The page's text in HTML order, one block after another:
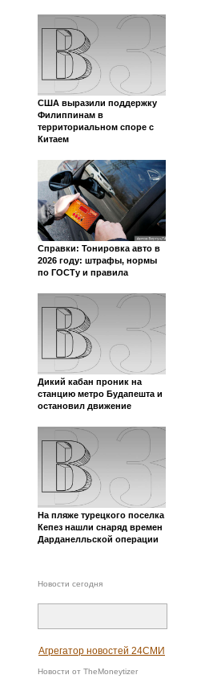
США выразили поддержку
Филиппинам в
территориальном споре с
Китаем
Справки: Тонировка авто в
2026 году: штрафы, нормы
по ГОСТу и правила
Дикий кабан проник на
станцию метро Будапешта и
остановил движение
На пляже турецкого поселка
Кепез нашли снаряд времен
Дарданелльской операции
Новости сегодня
Агрегатор новостей 24СМИ
Новости от TheMoneytizer